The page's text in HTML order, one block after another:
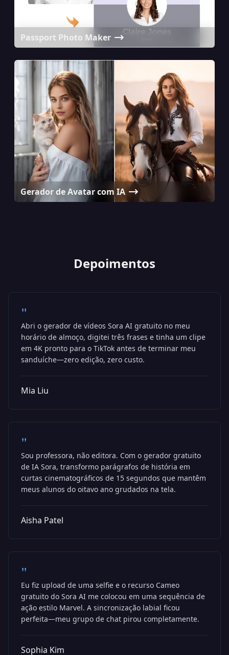
Passport Photo Maker
Gerador de Avatar com IA
Depoimentos
"
Abri o gerador de vídeos Sora AI gratuito no meu
horário de almoço, digitei três frases e tinha um clipe
em 4K pronto para o TikTok antes de terminar meu
sanduíche—zero edição, zero custo.
Mia Liu
"
Sou professora, não editora. Com o gerador gratuito
de IA Sora, transformo parágrafos de história em
curtas cinematográficos de 15 segundos que mantêm
meus alunos do oitavo ano grudados na tela.
Aisha Patel
"
Eu fiz upload de uma selfie e o recurso Cameo
gratuito do Sora AI me colocou em uma sequência de
ação estilo Marvel. A sincronização labial ficou
perfeita—meu grupo de chat pirou completamente.
Sophia Kim